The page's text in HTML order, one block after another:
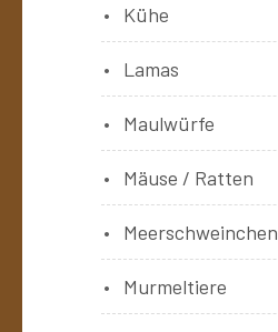
Kühe
Lamas
Maulwürfe
Mäuse / Ratten
Meerschweinchen
Murmeltiere